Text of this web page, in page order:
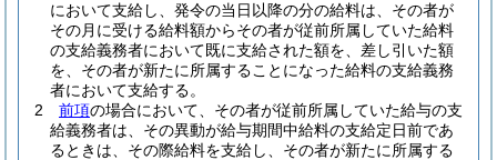
において支給し、発令の当日以降の分の給料は、その者が
その月に受ける給料額からその者が従前所属していた給料
の支給義務者において既に支給された額を、差し引いた額
を、その者が新たに所属することになった給料の支給義務
者において支給する。
2
前項の場合において、その者が従前所属していた給与の支
給義務者は、その異動が給与期間中給料の支給定日前であ
るときは、その際給料を支給し、その者が新たに所属する